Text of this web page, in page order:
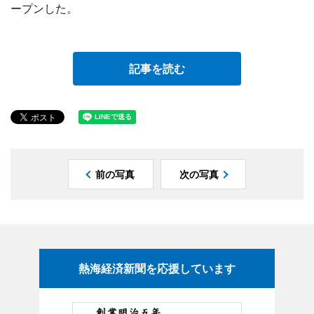
ープンした。
記事を読む
前の写真 次の写真
熱海経済新聞を応援しています